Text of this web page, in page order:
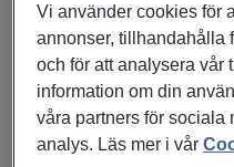
Hantering av
ledtider
Fakturakontroll och
Tjänsten är placerad i
Vi använder cookies för
annonser, tillhandahålla
och för att analysera vår
information om din
våra partners för sociala
analys. Läs mer i vår